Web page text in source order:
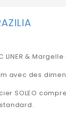
LINER & Margelle
avec des
SOLEO